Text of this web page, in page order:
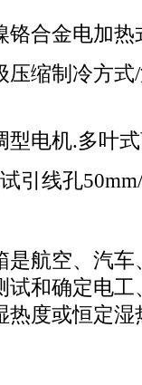
铬合金电加热
缩制冷方式
型电机.多叶
引线孔
是航空、汽
试和确定电
热度或恒定